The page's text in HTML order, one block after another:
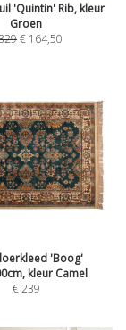
'Quintin' Rib, kleur
Groen
€ 164,50
'Boog'
kleur Camel
€239